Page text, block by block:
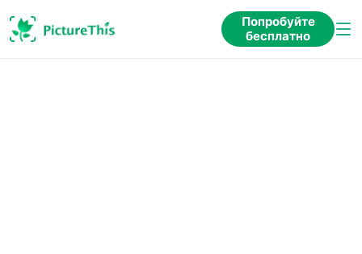
Попробуйте
бесплатно